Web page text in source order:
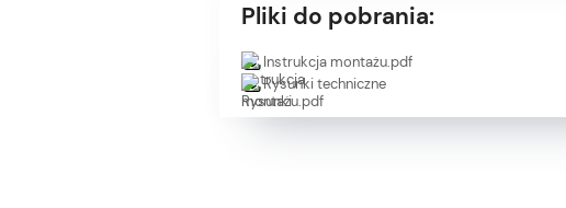
Pliki do pobrania:
Instrukcja montażu.pdf
Rysunki techniczne